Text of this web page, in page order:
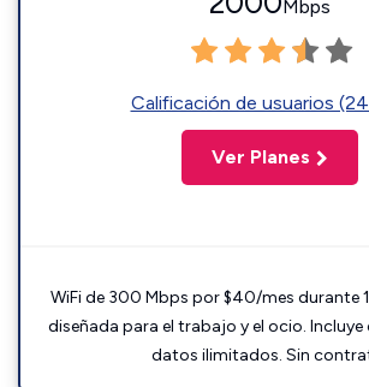
Mbps
Calificación de usuarios
Ver Planes
WiFi de 300 Mbps por $40/mes durante
diseñada para el trabajo y el ocio. Incluye
datos ilimitados. Sin